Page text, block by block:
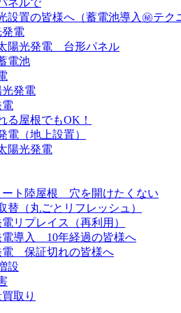
設置の皆様へ（蓄電池導入㊙︎テク
電
陽光発電 台形パネル
電池
発電
る屋根でもOK！
電（地上設置）
陽光発電
ート陸屋根 穴を開けたくない
（丸ごとリフレッシュ）
リプレイス（再利用）
電導入 10年経過の皆様へ
電 保証切れの皆様へ
設
取り